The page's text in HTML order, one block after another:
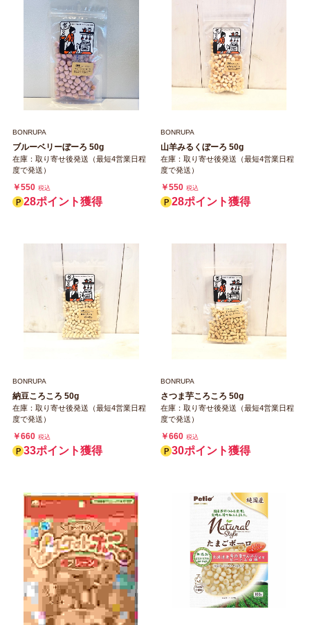
BONRUPA
ブルーベリーぼーろ 50g
在庫：取り寄せ後発送（最短4営業日程
度で発送）
￥550 税込
28ポイント獲得
BONRUPA
山羊みるくぼーろ 50g
在庫：取り寄せ後発送（最短4営業日程
度で発送）
￥550 税込
28ポイント獲得
BONRUPA
納豆ころころ 50g
在庫：取り寄せ後発送（最短4営業日程
度で発送）
￥660 税込
33ポイント獲得
BONRUPA
さつま芋ころころ 50g
在庫：取り寄せ後発送（最短4営業日程
度で発送）
￥660 税込
30ポイント獲得